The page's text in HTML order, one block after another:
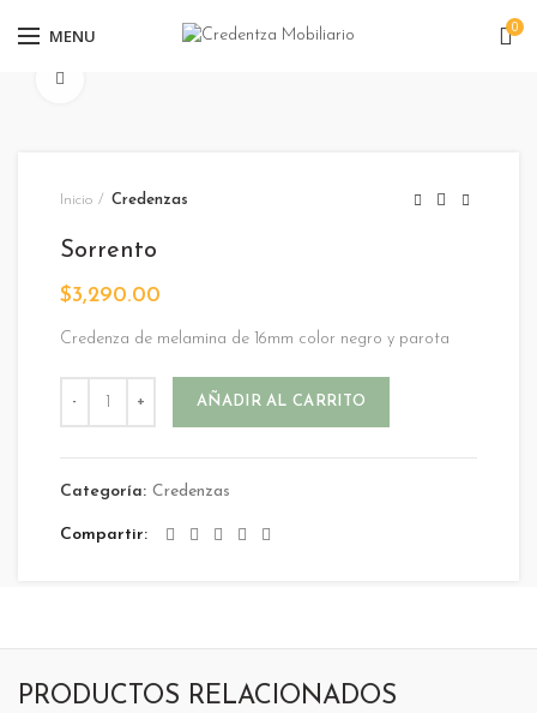
MENU 0
Inicio Credenzas
Sorrento
$3,290.00
Credenza de melamina de 16mm color negro y parota
AÑADIR AL CARRITO
Categoría: Credenzas
Compartir
PRODUCTOS RELACIONADOS